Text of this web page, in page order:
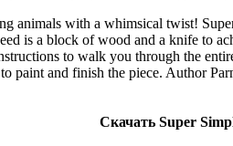
animals with a whimsical twist!
is a block of wood and a knife to
to walk you through the
paint and finish the piece. Author
Скачать Super